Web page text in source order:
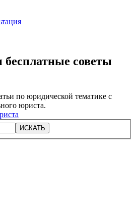
бесплатные советы
по юридической тематике с
юриста.